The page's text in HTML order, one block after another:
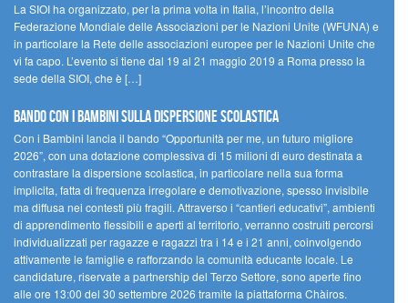
La SIOI ha organizzato, per la prima volta in Italia, l’incontro della
Federazione Mondiale delle Associazioni per le Nazioni Unite (WFUNA) e
in particolare la Rete delle associazioni europee per le Nazioni Unite che
vi fa capo. L’evento si tiene dal 19 al 21 maggio 2019 a Roma presso la
sede della SIOI, che è […]
Bando Con i Bambini sulla dispersione scolastica
Con i Bambini lancia il bando “Opportunità per me, un futuro migliore
2026”, con una dotazione complessiva di 15 milioni di euro destinata a
contrastare la dispersione scolastica, in particolare nella sua forma
implicita, fatta di frequenza irregolare e demotivazione, spesso invisibile
ma diffusa nei contesti più fragili. Attraverso i “cantieri educativi”, ambienti
di apprendimento flessibili e aperti al territorio, verranno costruiti percorsi
individualizzati per ragazze e ragazzi tra i 14 e i 21 anni, coinvolgendo
attivamente le famiglie e rafforzando la comunità educante locale. Le
candidature, riservate a partnership del Terzo Settore, sono aperte fino
alle ore 13:00 del 30 settembre 2026 tramite la piattaforma Chàiros.